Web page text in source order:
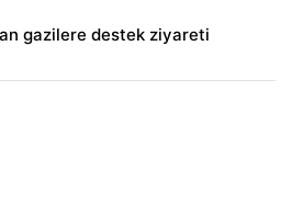
gazilere destek ziyareti